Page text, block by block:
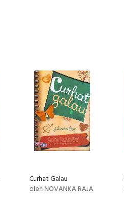
Curhat Galau
oleh NOVANKA RAJA